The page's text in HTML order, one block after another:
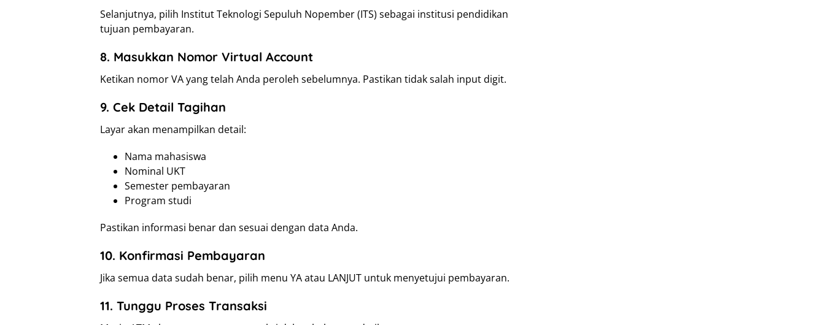
Selanjutnya, pilih Institut Teknologi Sepuluh Nopember (ITS) sebagai institusi pendidikan
tujuan pembayaran.
8. Masukkan Nomor Virtual Account
Ketikan nomor VA yang telah Anda peroleh sebelumnya. Pastikan tidak salah input digit.
9. Cek Detail Tagihan
Layar akan menampilkan detail:
Nama mahasiswa
Nominal UKT
Semester pembayaran
Program studi
Pastikan informasi benar dan sesuai dengan data Anda.
10. Konfirmasi Pembayaran
Jika semua data sudah benar, pilih menu YA atau LANJUT untuk menyetujui pembayaran.
11. Tunggu Proses Transaksi